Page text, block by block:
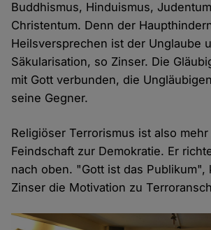
Buddhismus, Hinduismus,
Christentum. Denn der
Heilsversprechen ist der Unglaube
Säkularisation, so Zinser. Die
mit Gott verbunden, die
seine Gegner.
Religiöser Terrorismus ist also
Feindschaft zur Demokratie. Er
nach oben. "Gott ist das Publikum",
Zinser die Motivation zu